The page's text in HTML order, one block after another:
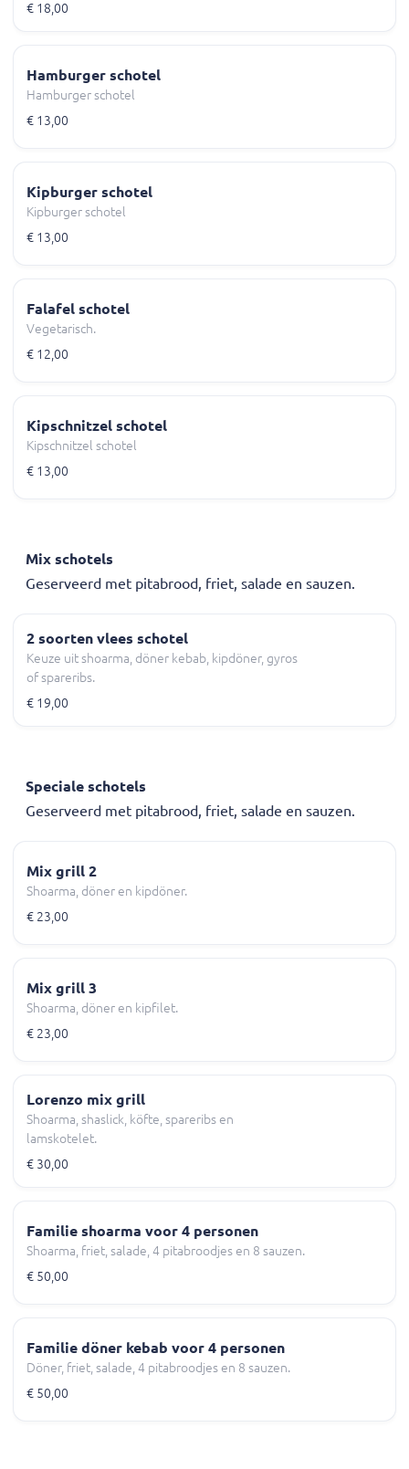
€ 18,00
Hamburger schotel
Hamburger schotel
€ 13,00
Kipburger schotel
Kipburger schotel
€ 13,00
Falafel schotel
Vegetarisch.
€ 12,00
Kipschnitzel schotel
Kipschnitzel schotel
€ 13,00
Mix schotels
Geserveerd met pitabrood, friet, salade en sauzen.
2 soorten vlees schotel
Keuze uit shoarma, döner kebab, kipdöner, gyros
of spareribs.
€ 19,00
Speciale schotels
Geserveerd met pitabrood, friet, salade en sauzen.
Mix grill 2
Shoarma, döner en kipdöner.
€ 23,00
Mix grill 3
Shoarma, döner en kipfilet.
€ 23,00
Lorenzo mix grill
Shoarma, shaslick, köfte, spareribs en
lamskotelet.
€ 30,00
Familie shoarma voor 4 personen
Shoarma, friet, salade, 4 pitabroodjes en 8 sauzen.
€ 50,00
Familie döner kebab voor 4 personen
Döner, friet, salade, 4 pitabroodjes en 8 sauzen.
€ 50,00